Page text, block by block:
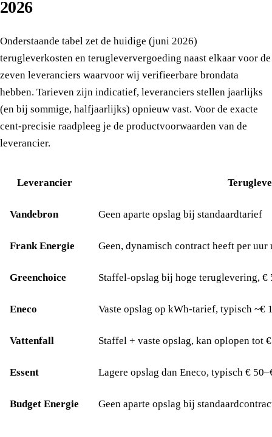
2026
Onderstaande tabel zet de huidige (juni 2026)
terugleverkosten en terugleververgoeding naast elkaar voor de
zeven leveranciers waarvoor wij verifieerbare brondata
hebben. Tarieven zijn indicatief, leveranciers stellen jaarlijks
(en bij sommige, halfjaarlijks) opnieuw vast. Voor de exacte
cent-precisie raadpleeg je de productvoorwaarden van de
leverancier.
Leverancier
Vandebron Geen aparte opslag bij standaardtarief
Frank Energie Geen, dynamisch contract heeft per
Greenchoice Staffel-opslag bij hoge teruglevering, €
Eneco Vaste opslag op kWh-tarief, typisch
Vattenfall Staffel + vaste opslag, kan oplopen tot
Essent Lagere opslag dan Eneco, typisch €
Budget Energie Geen aparte opslag bij